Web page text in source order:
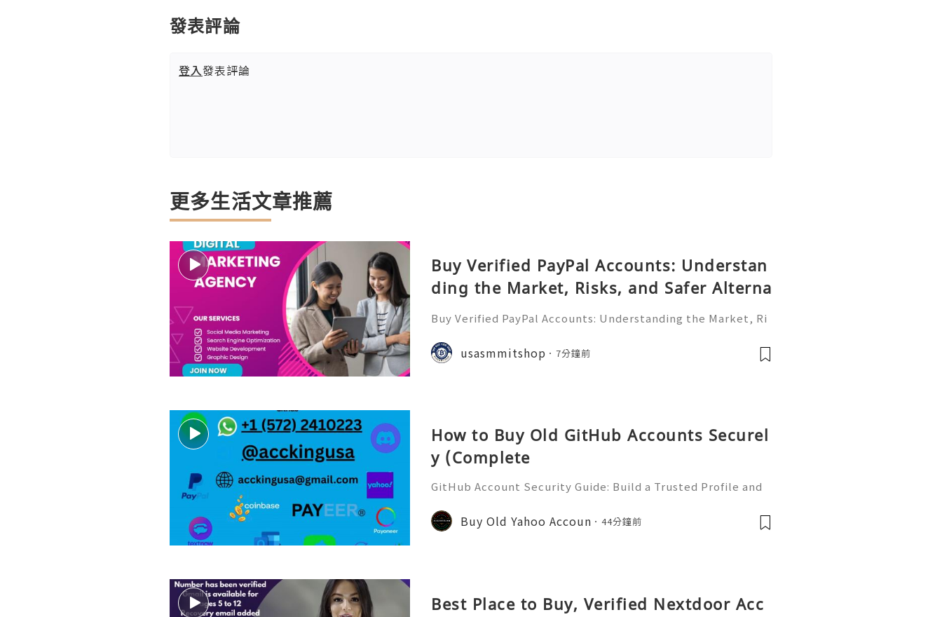
發表評論
登入發表評論
更多生活文章推薦
Buy Verified PayPal Accounts: Understan
ding the Market, Risks, and Safer Alterna
tives
Buy Verified PayPal Accounts: Understanding the Market, Ri
recognizable online payment platforms. Individuals, freelan
cers, online business
usasmmitshop 7分鐘前
How to Buy Old GitHub Accounts Securel
y (Complete
GitHub Account Security Guide: Build a Trusted Profile and
d's leading platforms for software development and collabo
ration. Millions of develo
Buy Old Yahoo Accoun 44分鐘前
Best Place to Buy, Verified Nextdoor Acc